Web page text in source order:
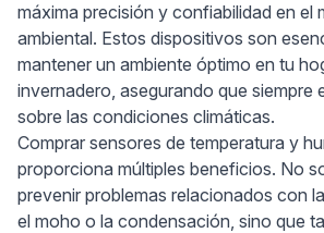
máxima precisión y confiabilidad en el
ambiental. Estos dispositivos son
mantener un ambiente óptimo en tu
invernadero, asegurando que siempre
sobre las condiciones climáticas.
Comprar sensores de temperatura y
proporciona múltiples beneficios. No
prevenir problemas relacionados con
el moho o la condensación, sino que